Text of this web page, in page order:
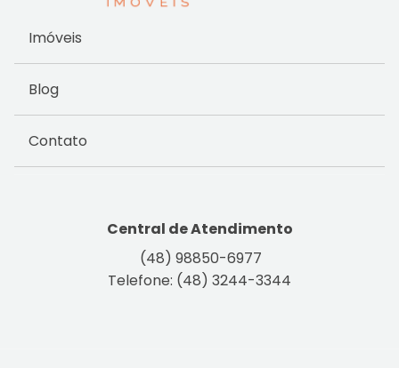
Imóveis
Blog
Contato
Central de Atendimento
(48) 98850-6977
Telefone: (48) 3244-3344